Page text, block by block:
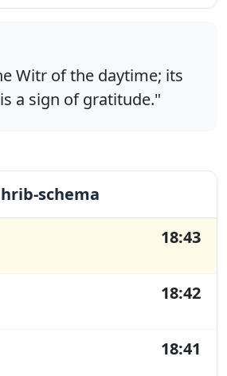
Witr of the daytime; its
a sign of gratitude."
schema
18:43
18:42
18:41